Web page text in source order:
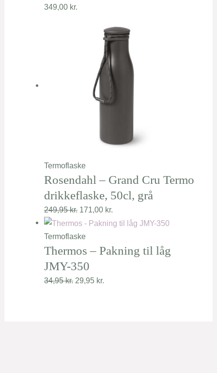
349,00 kr.
Termoflaske
Rosendahl – Grand Cru Termo
drikkeflaske, 50cl, grå
249,95kr. 171,00 kr.
Termoflaske
Thermos – Pakning til låg
JMY-350
34,95kr. 29,95 kr.